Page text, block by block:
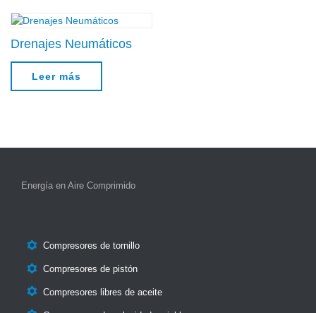
Drenajes Neumáticos
Leer más
Energía en Aire Comprimido
 Compresores de tornillo
 Compresores de pistón
 Compresores libres de aceite